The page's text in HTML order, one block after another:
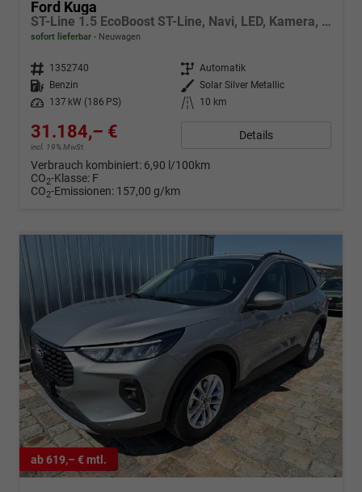
Ford Kuga
ST-Line 1.5 EcoBoost ST-Line, Navi, LED, Kamera, Winter, FS beheizbar, 5 J.-Garantie
sofort lieferbar Neuwagen
Fahrzeugnr. 1352740 Getriebe Automatik
Kraftstoff
Benzin Außenfarbe Solar Silver Metallic
Leistung
137 kW (186 PS) Kilometerstand 10 km
31.184,– €
incl. 19% MwSt.
Details
Verbrauch kombiniert: 6,90 l/100km
CO2-Klasse: F
CO2-Emissionen: 157,00 g/km
ab 619,– € mtl.